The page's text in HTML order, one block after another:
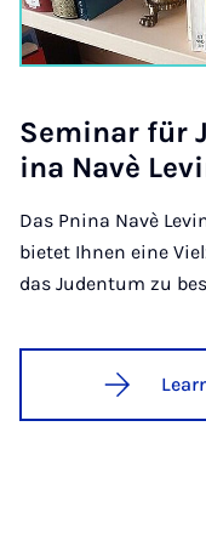
Sem­in­ar für
ina Navè
Das Pnina Navè
bietet Ihnen eine
das Judentum zu